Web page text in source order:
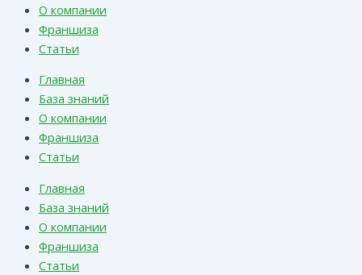
О компании
Франшиза
Статьи
Главная
База знаний
О компании
Франшиза
Статьи
Главная
База знаний
О компании
Франшиза
Статьи